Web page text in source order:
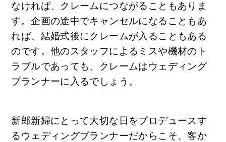
なければ、クレームにつながることもありま
す。企画の途中でキャンセルになることもあ
れば、結婚式後にクレームが入ることもある
のです。他のスタッフによるミスや機材のト
ラブルであっても、クレームはウェディング
プランナーに入るでしょう。
新郎新婦にとって大切な日をプロデュースす
るウェディングプランナーだからこそ、客か